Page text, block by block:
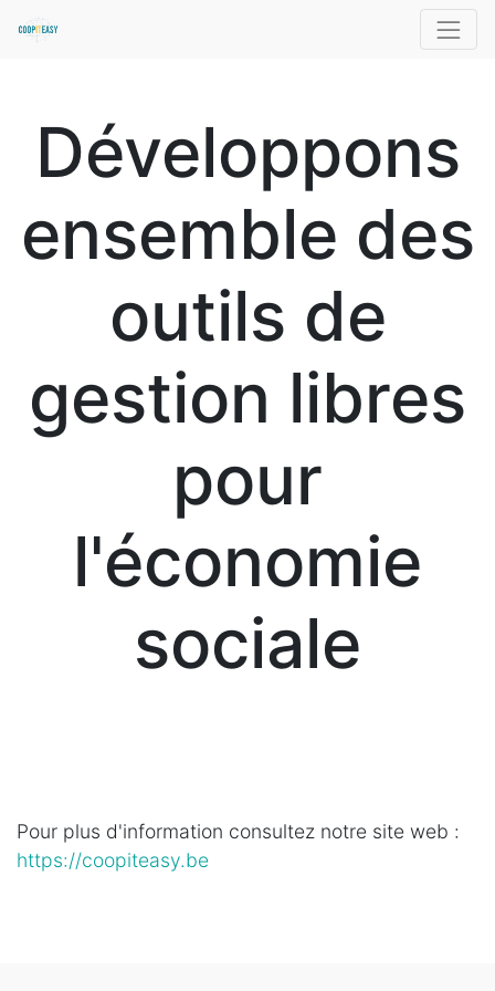
Développons
ensemble des
outils de
gestion libres
pour
l'économie
sociale
Pour plus d'information consultez notre site web :
https://coopiteasy.be